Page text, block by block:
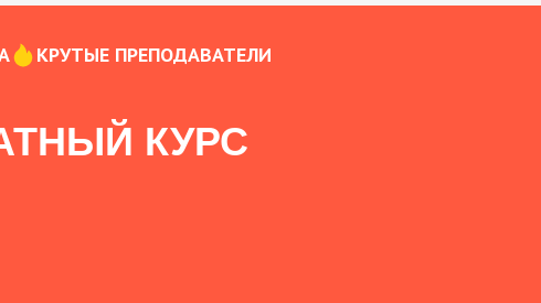
КРУТЫЕ ПРЕПОДАВАТЕЛИ
КУРС